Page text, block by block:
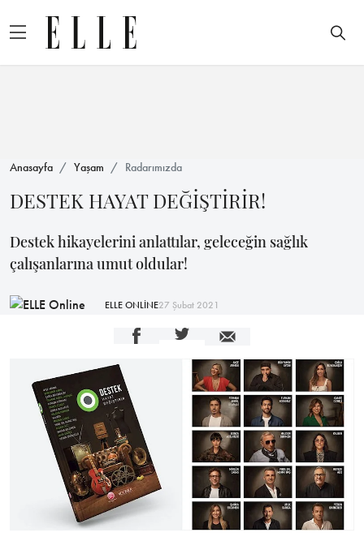
Anasayfa Yaşam Radarımızda
DESTEK HAYAT DEĞİŞTİRİR!
Destek hikayelerini anlattılar, geleceğin sağlık
çalışanlarına umut oldular!
ELLE ONLİNE27 Şubat 2021